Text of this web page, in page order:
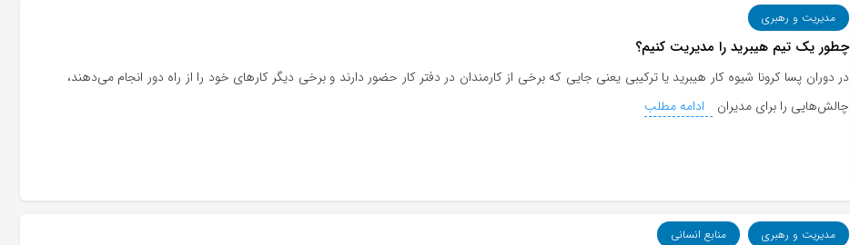
مدیریت و رهبری
چطور یک تیم هیبرید را مدیریت کنیم؟
در دوران پسا کرونا شیوه کار هیبرید یا ترکیبی یعنی جایی که برخی از کارمندان در دفتر کار حضور دارند و برخی دیگر کارهای خود را از راه دور انجام می‌دهند،
چالش‌هایی را برای مدیران
ادامه مطلب
مدیریت و رهبری منابع انسانی